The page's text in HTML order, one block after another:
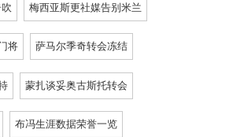
梅西亚斯更社媒告别米兰
将 萨马尔季奇转会冻结
蒙扎谈妥奥古斯托转会
布冯生涯数据荣誉一览